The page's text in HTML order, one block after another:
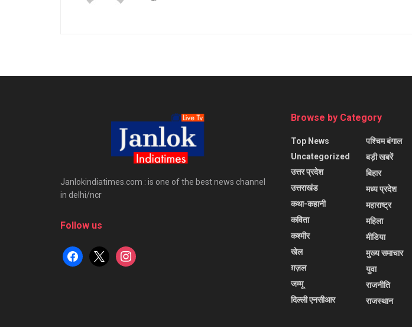
Janlokindiatimes.com : is one of the best news channel
in delhi/ncr
Follow us
facebook
x instagram
Browse by Category
Top News
Uncategorized
उत्तर प्रदेश
उत्तराखंड
कथा-कहानी
कविता
कश्मीर
खेल
ग़ज़ल
जम्मू
दिल्ली एनसीआर
पश्चिम बंगाल
बड़ी खबरें
बिहार
मध्य प्रदेश
महाराष्ट्र
महिला
मीडिया
मुख्य समाचार
युवा
राजनीति
राजस्थान